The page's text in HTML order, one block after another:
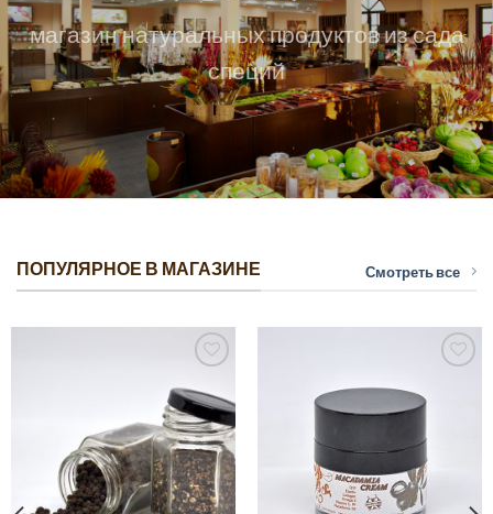
магазин натуральных продуктов из сада
специй
ПОПУЛЯРНОЕ В МАГАЗИНЕ Смотреть все
в список
желаний
в список
желаний